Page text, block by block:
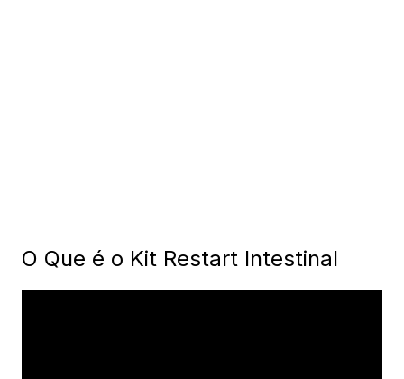
O Que é o Kit Restart Intestinal